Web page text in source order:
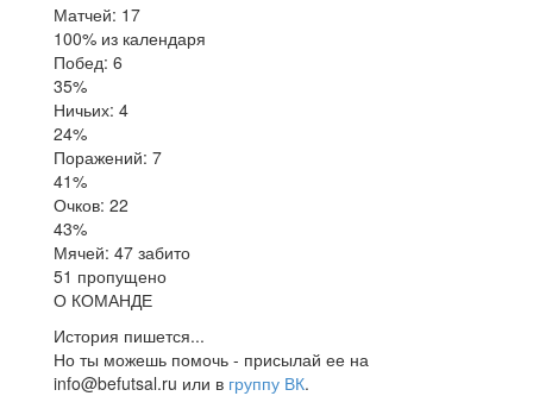
Матчей: 17
100% из календаря
Побед: 6
35%
Ничьих: 4
24%
Поражений: 7
41%
Очков: 22
43%
Мячей: 47 забито
51 пропущено
О КОМАНДЕ
История пишется...
Но ты можешь помочь - присылай ее на
info@befutsal.ru или в группу ВК.